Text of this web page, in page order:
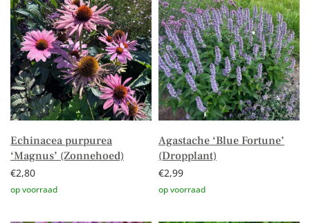
Echinacea purpurea
‘Magnus’ (Zonnehoed)
€2,80
Agastache ‘Blue Fortune’
(Dropplant)
€2,99